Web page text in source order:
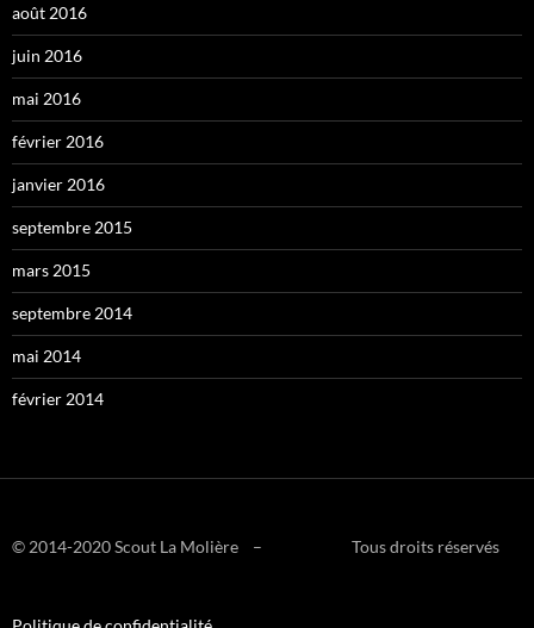
août 2016
juin 2016
mai 2016
février 2016
janvier 2016
septembre 2015
mars 2015
septembre 2014
mai 2014
février 2014
© 2014-2020 Scout La Molière – Tous droits réservés